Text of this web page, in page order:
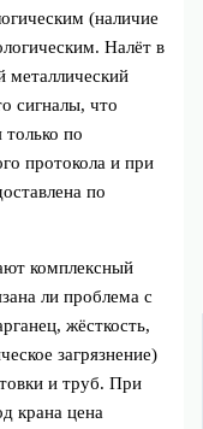
(наличие
Налёт в
металлический
сигналы, что
по
протокола и при
по
комплексный
ли проблема с
жёсткость,
загрязнение)
и труб. При
крана цена